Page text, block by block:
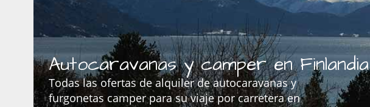
Autocaravanas y camper en Finlandia
Todas las ofertas de alquiler de autocaravanas y
furgonetas camper para su viaje por carretera en